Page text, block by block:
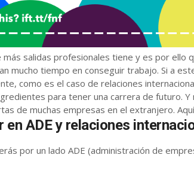
más salidas profesionales tiene y es por ello
mucho tiempo en conseguir trabajo. Si a
como es el caso de relaciones
para tener una carrera de futuro. Y
de muchas empresas en el extranjero.
en ADE y relaciones
por un lado ADE (administración de